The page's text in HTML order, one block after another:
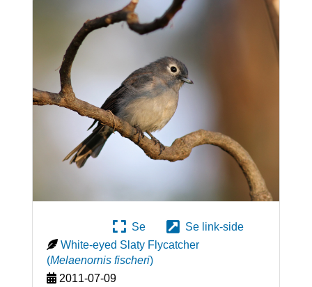
Se
Se link-side
White-eyed Slaty Flycatcher
(Melaenornis fischeri)
2011-07-09